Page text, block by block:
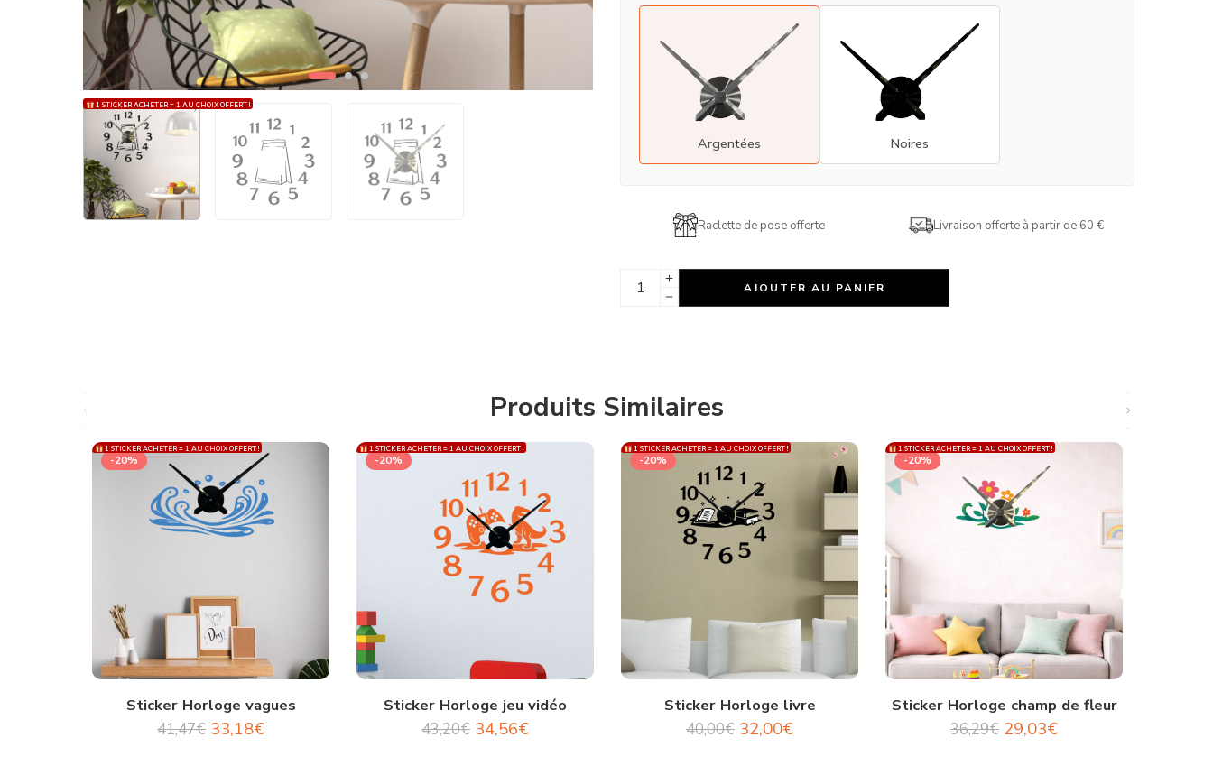
1 STICKER ACHETER = 1 AU CHOIX OFFERT !
Argentées Noires
Raclette de pose offerte Livraison offerte à partir de 60 €
AJOUTER AU PANIER
Produits Similaires
1 STICKER ACHETER = 1 AU CHOIX OFFERT !
-20%
Sticker Horloge vagues
41,47€ 33,18€
1 STICKER ACHETER = 1 AU CHOIX OFFERT !
-20%
Sticker Horloge jeu vidéo
43,20€ 34,56€
1 STICKER ACHETER = 1 AU CHOIX OFFERT !
-20%
Sticker Horloge livre
40,00€ 32,00€
1 STICKER ACHETER = 1 AU CHOIX OFFERT !
-20%
Sticker Horloge champ de fleur
36,29€ 29,03€